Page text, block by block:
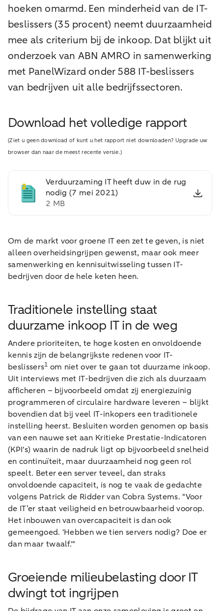
hoeken omarmd. Een minderheid van de IT-
beslissers (35 procent) neemt duurzaamheid
mee als criterium bij de inkoop. Dat blijkt uit
onderzoek van ABN AMRO in samenwerking
met PanelWizard onder 588 IT-beslissers
van bedrijven uit alle bedrijfssectoren.
Download het volledige rapport
(Ziet u geen download of kunt u het rapport niet downloaden? Upgrade uw
browser dan naar de meest recente versie.)
Verduurzaming IT heeft duw in de rug
nodig (7 mei 2021)
2 MB
Om de markt voor groene IT een zet te geven, is niet
alleen overheidsingrijpen gewenst, maar ook meer
samenwerking en kennisuitwisseling tussen IT-
bedrijven door de hele keten heen.
Traditionele instelling staat
duurzame inkoop IT in de weg
Andere prioriteiten, te hoge kosten en onvoldoende
kennis zijn de belangrijkste redenen voor IT-
beslissers1 om niet over te gaan tot duurzame inkoop.
Uit interviews met IT-bedrijven die zich als duurzaam
afficheren – bijvoorbeeld omdat zij energiezuinig
programmeren of circulaire hardware leveren – blijkt
bovendien dat bij veel IT-inkopers een traditionele
instelling heerst. Besluiten worden genomen op basis
van een nauwe set aan Kritieke Prestatie-Indicatoren
(KPI's) waarin de nadruk ligt op bijvoorbeeld snelheid
en continuïteit, maar duurzaamheid nog geen rol
speelt. Beter een server teveel, dan straks
onvoldoende capaciteit, is nog te vaak de gedachte
volgens Patrick de Ridder van Cobra Systems. "Voor
de IT’er staat veiligheid en betrouwbaarheid voorop.
Het inbouwen van overcapaciteit is dan ook
gemeengoed. 'Hebben we tien servers nodig? Doe er
dan maar twaalf.'"
Groeiende milieubelasting door IT
dwingt tot ingrijpen